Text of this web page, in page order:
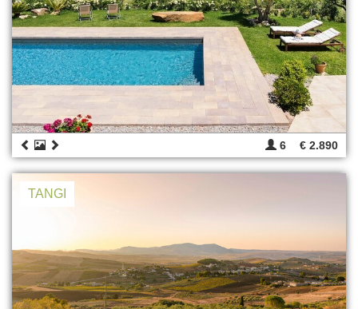
6 € 2.890
TANGI